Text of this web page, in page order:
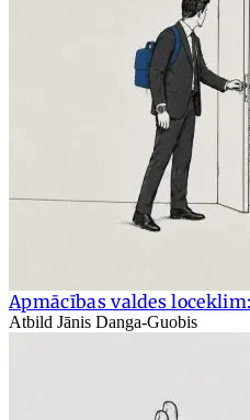
Apmācības valdes
Atbild Jānis Danga-Guobis